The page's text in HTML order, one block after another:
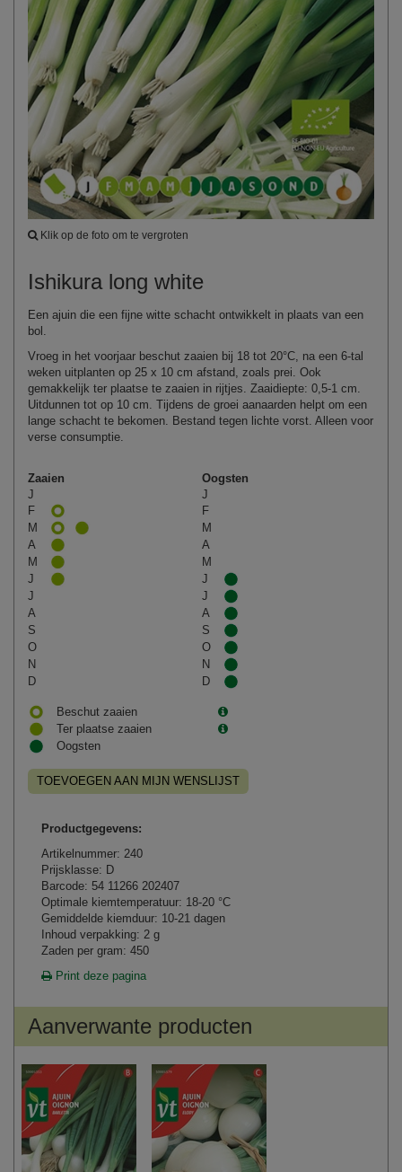
Klik op de foto om te vergroten
Ishikura long white
Een ajuin die een fijne witte schacht ontwikkelt in plaats van een
bol.
Vroeg in het voorjaar beschut zaaien bij 18 tot 20°C, na een 6-tal
weken uitplanten op 25 x 10 cm afstand, zoals prei. Ook
gemakkelijk ter plaatse te zaaien in rijtjes. Zaaidiepte: 0,5-1 cm.
Uitdunnen tot op 10 cm. Tijdens de groei aanaarden helpt om een
lange schacht te bekomen. Bestand tegen lichte vorst. Alleen voor
verse consumptie.
Zaaien
Oogsten
J
J
F
F
M
M
A
A
M
M
J
J
J
J
A
A
S
S
O
O
N
N
D
D
Beschut zaaien
Ter plaatse zaaien
Oogsten
TOEVOEGEN AAN MIJN WENSLIJST
Productgegevens:
Artikelnummer: 240
Prijsklasse: D
Barcode: 54 11266 202407
Optimale kiemtemperatuur: 18-20 °C
Gemiddelde kiemduur: 10-21 dagen
Inhoud verpakking: 2 g
Zaden per gram: 450
Print deze pagina
Aanverwante producten